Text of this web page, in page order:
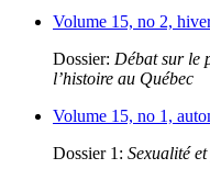
Volume 15, no 2,
Dossier: Débat sur le
l’histoire au Québec
Volume 15, no 1,
Dossier 1: Sexualité